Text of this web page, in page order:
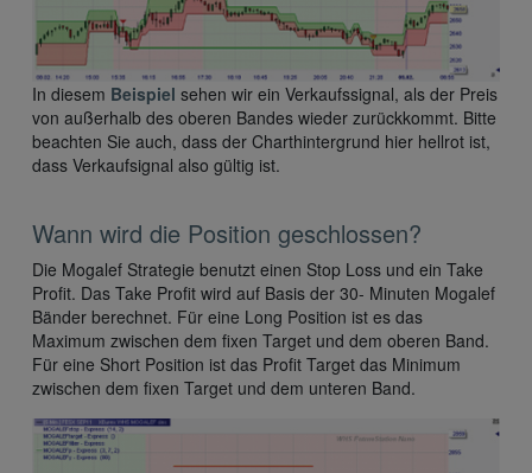
In diesem Beispiel sehen wir ein Verkaufssignal, als der Preis
von außerhalb des oberen Bandes wieder zurückkommt. Bitte
beachten Sie auch, dass der Charthintergrund hier hellrot ist,
dass Verkaufsignal also gültig ist.
Wann wird die Position geschlossen?
Die Mogalef Strategie benutzt einen Stop Loss und ein Take
Profit. Das Take Profit wird auf Basis der 30- Minuten Mogalef
Bänder berechnet. Für eine Long Position ist es das
Maximum zwischen dem fixen Target und dem oberen Band.
Für eine Short Position ist das Profit Target das Minimum
zwischen dem fixen Target und dem unteren Band.